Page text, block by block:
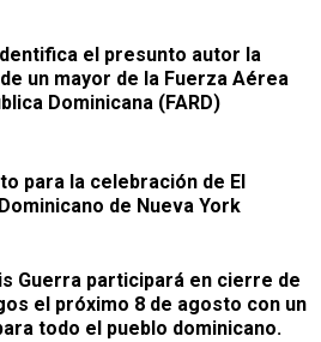
el presunto autor la
un mayor de la Fuerza Aérea
Dominicana (FARD)
para la celebración de El
de Nueva York
Guerra participará en cierre de
el próximo 8 de agosto con un
todo el pueblo dominicano.